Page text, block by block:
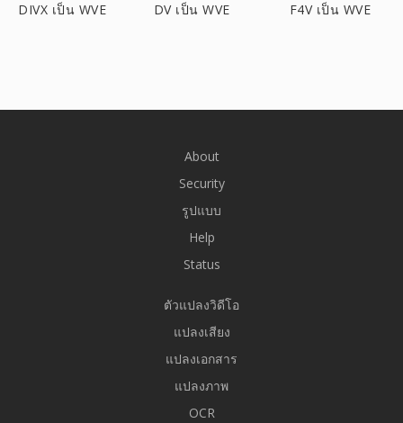
DIVX เป็น WVE DV เป็น WVE F4V เป็น WVE
About
Security
รูปแบบ
Help
Status
ตัวแปลงวิดีโอ
แปลงเสียง
แปลงเอกสาร
แปลงภาพ
OCR